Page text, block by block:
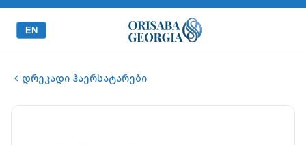
EN
დრეკადი ჰაერსატარები